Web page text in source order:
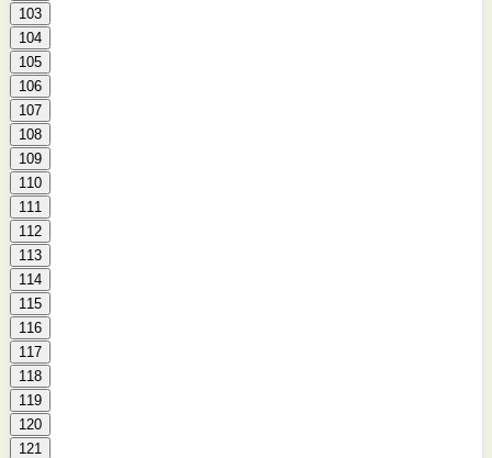
103
104
105
106
107
108
109
110
111
112
113
114
115
116
117
118
119
120
121